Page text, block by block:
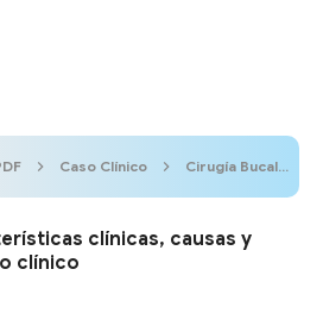
Caso Clínico Cirugía Bucal
clínicas, causas y
clínico